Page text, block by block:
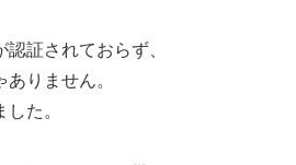
証されておらず、
りません。
た。